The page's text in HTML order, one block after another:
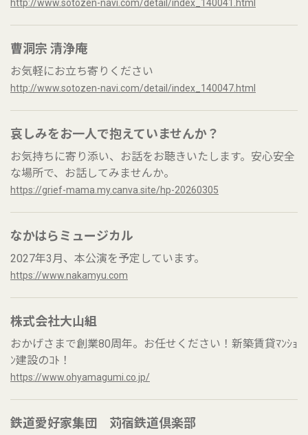
http://www.sotozen-navi.com/detail/index_140041.html
曹洞宗 清浄庵
お気軽にお立ち寄りください
http://www.sotozen-navi.com/detail/index_140047.html
哀しみをお一人で抱えていませんか？
お気持ちに寄り添い、お話をお聴きいたします。安心安全
な場所で、お話してみませんか。
https://grief-mama.my.canva.site/hp-20260305
なかはらミュージカル
2027年3月、本公演を予定しています。
https://www.nakamyu.com
株式会社大山組
おかげさまで創業80周年。お任せください！新築賃貸ﾏﾝｼｮ
ﾝ建設のｺﾄ！
https://www.ohyamagumi.co.jp/
鉄道愛好家集団 苅宿鉄道倶楽部